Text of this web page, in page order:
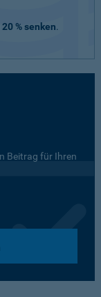
% senken.
Beitrag für Ihren